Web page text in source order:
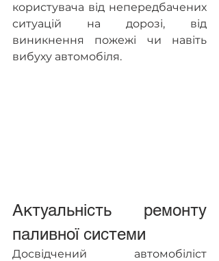
користувача від непередбачених
ситуацій на дорозі, від
виникнення пожежі чи навіть
вибуху автомобіля.
Актуальність ремонту
паливної системи
Досвідчений автомобіліст